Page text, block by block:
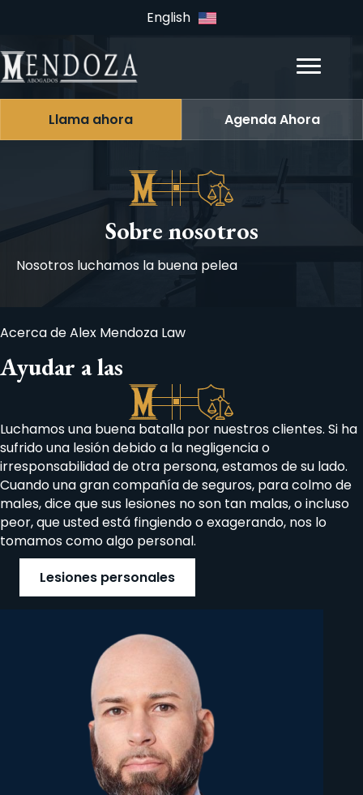
English
Llama ahora Agenda Ahora
Sobre nosotros
Nosotros luchamos la buena pelea
Acerca de Alex Mendoza Law
Ayudar a las
Luchamos una buena batalla por nuestros clientes. Si ha
sufrido una lesión debido a la negligencia o
irresponsabilidad de otra persona, estamos de su lado.
Cuando una gran compañía de seguros, para colmo de
males, dice que sus lesiones no son tan malas, o incluso
peor, que usted está fingiendo o exagerando, nos lo
tomamos como algo personal.
Lesiones personales